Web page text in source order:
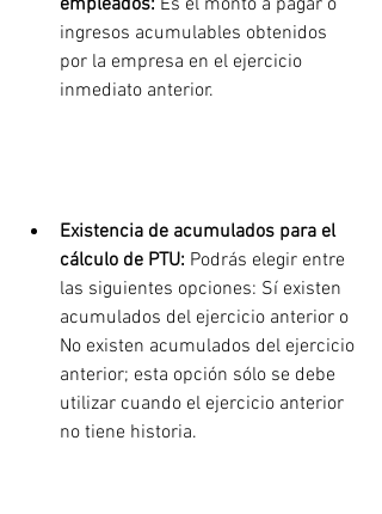
ingresos acumulables obtenidos
por la empresa en el ejercicio
inmediato anterior.
Existencia de acumulados para el
cálculo de PTU: Podrás elegir entre
las siguientes opciones: Sí existen
acumulados del ejercicio anterior o
No existen acumulados del ejercicio
anterior; esta opción sólo se debe
utilizar cuando el ejercicio anterior
no tiene historia.